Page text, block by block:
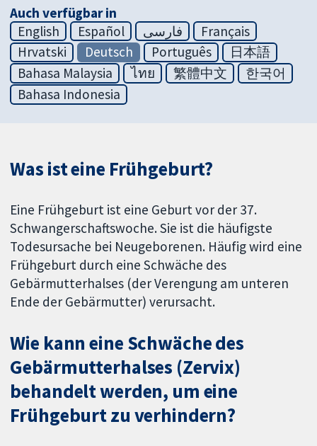
Auch verfügbar in
English
Español فارسی
Français
Hrvatski
Deutsch Português
日本語
Bahasa Malaysia
ไทย 繁體中文
한국어
Bahasa Indonesia
Was ist eine Frühgeburt?
Eine Frühgeburt ist eine Geburt vor der 37.
Schwangerschaftswoche. Sie ist die häufigste
Todesursache bei Neugeborenen. Häufig wird eine
Frühgeburt durch eine Schwäche des
Gebärmutterhalses (der Verengung am unteren
Ende der Gebärmutter) verursacht.
Wie kann eine Schwäche des
Gebärmutterhalses (Zervix)
behandelt werden, um eine
Frühgeburt zu verhindern?